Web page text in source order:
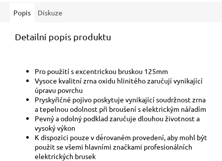
Popis Diskuze
Detailní popis produktu
Pro použití s excentrickou bruskou 125mm
Vysoce kvalitní zrna oxidu hlinitého zaručují vynikající
úpravu povrchu
Pryskyřičné pojivo poskytuje vynikající soudržnost zrna
a tepelnou odolnost při broušení s elektrickým nářadím
Pevný a odolný podklad zaručuje dlouhou životnost a
vysoký výkon
K dispozici pouze v děrovaném provedení, aby mohl být
použit se všemi hlavními značkami profesionálních
elektrických brusek